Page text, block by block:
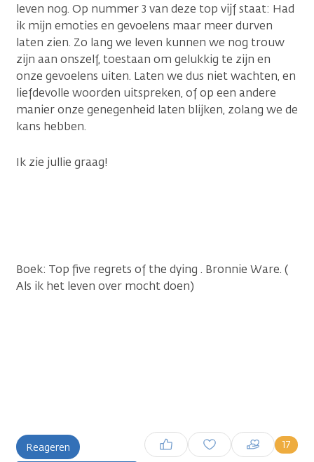
leven nog. Op nummer 3 van deze top vijf staat: Had
ik mijn emoties en gevoelens maar meer durven
laten zien. Zo lang we leven kunnen we nog trouw
zijn aan onszelf, toestaan om gelukkig te zijn en
onze gevoelens uiten. Laten we dus niet wachten, en
liefdevolle woorden uitspreken, of op een andere
manier onze genegenheid laten blijken, zolang we de
kans hebben.
Ik zie jullie graag!
Boek: Top five regrets of the dying . Bronnie Ware. (
Als ik het leven over mocht doen)
Reageren 17
Inloggen om een reactie te
plaatsen